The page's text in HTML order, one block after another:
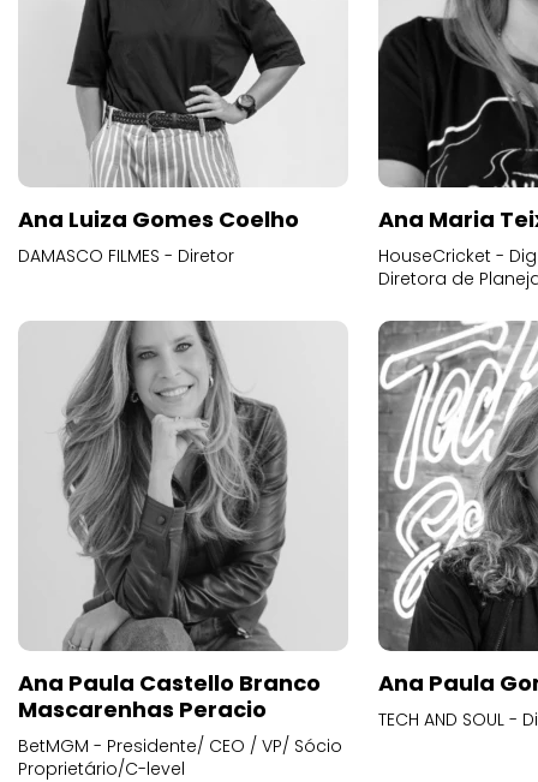
Ana Luiza Gomes Coelho
DAMASCO FILMES - Diretor
Ana Maria
HouseCricket -
Diretora de
Ana Paula Castello Branco
Mascarenhas Peracio
BetMGM - Presidente/ CEO / VP/ Sócio
Proprietário/C-level
Ana Paula
TECH AND SOUL